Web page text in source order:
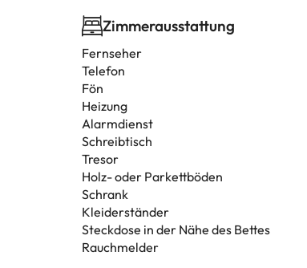
Zimmerausstattung
Fernseher
Telefon
Fön
Heizung
Alarmdienst
Schreibtisch
Tresor
Holz- oder Parkettböden
Schrank
Kleiderständer
Steckdose in der Nähe des Bettes
Rauchmelder